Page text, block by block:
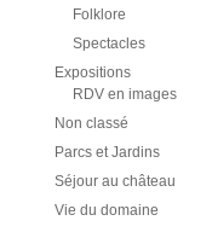
Folklore
Spectacles
Expositions
RDV en images
Non classé
Parcs et Jardins
Séjour au château
Vie du domaine